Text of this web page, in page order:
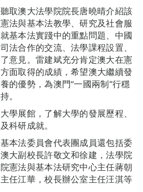
取澳大法學院院長唐曉晴介紹該
法與基本法教學、研究及社會服
基本法實踐中的重點問題、中國
法合作的交流、法學課程設置、
意見。雷建斌充分肯定澳大在憲
面取得的成績，希望澳大繼續發
的優勢，為澳門“一國兩制”行穩
。
學展館，了解大學的發展歷程、
科研成就。
本法委員會代表團成員還包括委
大副校長許敬文和徐建，法學院
憲法與基本法研究中心主任蔣朝
任江華，校長辦公室主任汪淇等